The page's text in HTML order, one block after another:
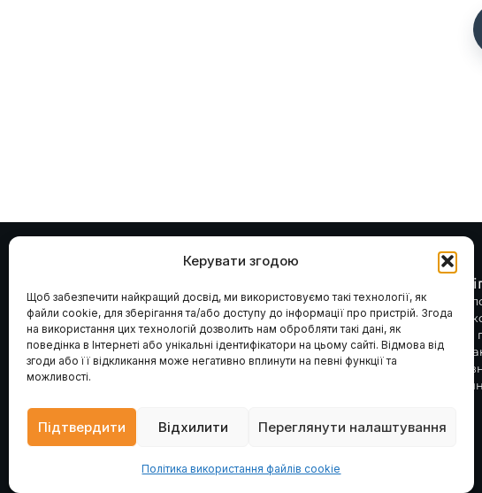
Керувати згодою
Щоб забезпечити найкращий досвід, ми використовуємо такі технології, як
файли cookie, для зберігання та/або доступу до інформації про пристрій. Згода
на використання цих технологій дозволить нам обробляти такі дані, як
поведінка в Інтернеті або унікальні ідентифікатори на цьому сайті. Відмова від
згоди або її відкликання може негативно вплинути на певні функції та
можливості.
Підтвердити Відхилити Переглянути налаштування
Політика використання файлів cookie
Офіційне представництво заводу Çift Kartal в
Україні. Проєктування, постачання та монтаж
сучасного борошномельного обладнання під
ключ. Надійна техніка для вашого бізнесу.
F
a
c
Y
o
t
u
G
o
g
l
Про
Наші